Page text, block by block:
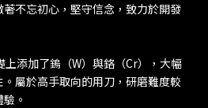
不忘初心，堅守信念，致力於開發
添加了鎢（W）與鉻（Cr），大幅
屬於高手取向的用刀，研磨難度較
。